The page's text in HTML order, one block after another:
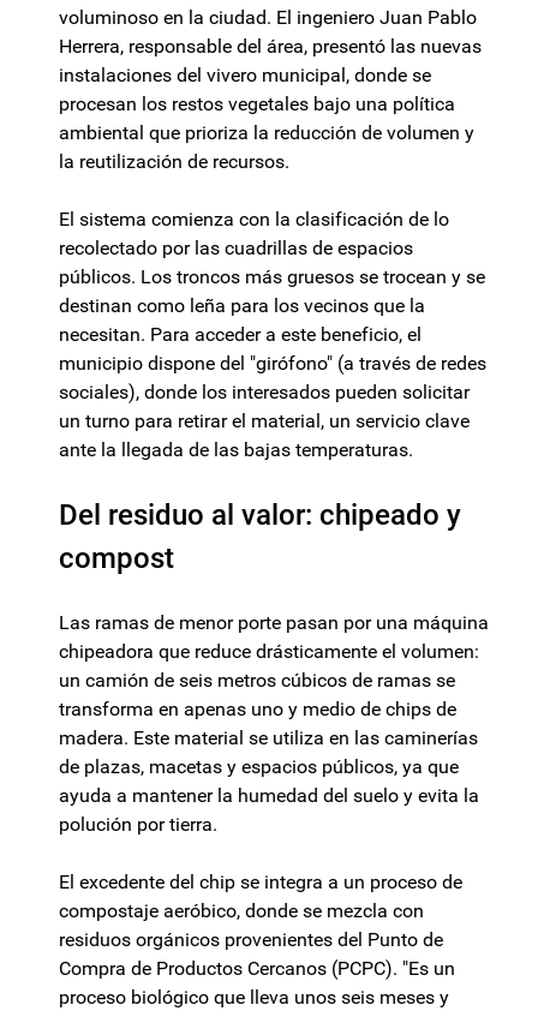
voluminoso en la ciudad. El ingeniero Juan Pablo
Herrera, responsable del área, presentó las nuevas
instalaciones del vivero municipal, donde se
procesan los restos vegetales bajo una política
ambiental que prioriza la reducción de volumen y
la reutilización de recursos.
El sistema comienza con la clasificación de lo
recolectado por las cuadrillas de espacios
públicos. Los troncos más gruesos se trocean y se
destinan como leña para los vecinos que la
necesitan. Para acceder a este beneficio, el
municipio dispone del "girófono" (a través de redes
sociales), donde los interesados pueden solicitar
un turno para retirar el material, un servicio clave
ante la llegada de las bajas temperaturas.
Del residuo al valor: chipeado y
compost
Las ramas de menor porte pasan por una máquina
chipeadora que reduce drásticamente el volumen:
un camión de seis metros cúbicos de ramas se
transforma en apenas uno y medio de chips de
madera. Este material se utiliza en las caminerías
de plazas, macetas y espacios públicos, ya que
ayuda a mantener la humedad del suelo y evita la
polución por tierra.
El excedente del chip se integra a un proceso de
compostaje aeróbico, donde se mezcla con
residuos orgánicos provenientes del Punto de
Compra de Productos Cercanos (PCPC). "Es un
proceso biológico que lleva unos seis meses y